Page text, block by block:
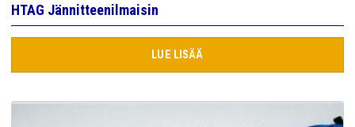
HTAG Jännitteenilmaisin
LUE LISÄÄ